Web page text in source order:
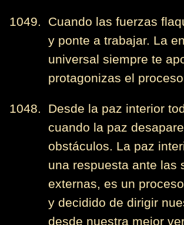
1049. Cuando las fuerzas
y ponte a trabajar. La
universal siempre te
protagonizas el
1048. Desde la paz interior
cuando la paz
obstáculos. La paz
una respuesta ante las
externas, es un
y decidido de dirigir
desde nuestra mejor